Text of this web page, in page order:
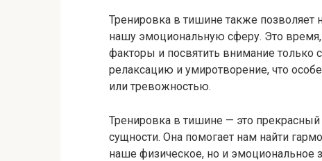
Тренировка в тишине также позволяет
нашу эмоциональную сферу. Это
факторы и посвятить внимание только
релаксацию и умиротворение, что
или тревожностью.
Тренировка в тишине — это
сущности. Она помогает нам найти
наше физическое, но и эмоциональное